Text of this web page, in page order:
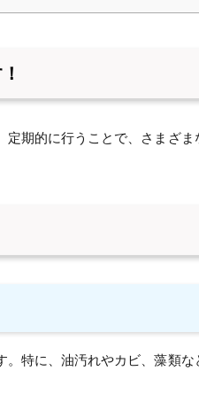
期的に行うことで、さまざま
特に、油汚れやカビ、藻類な